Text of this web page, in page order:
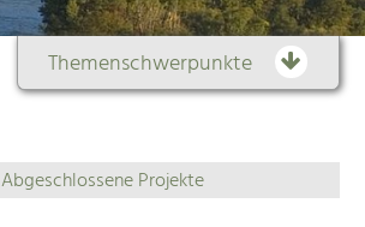
Themenschwerpunkte
Themenübersicht
Die
Abgeschlossene Projekte